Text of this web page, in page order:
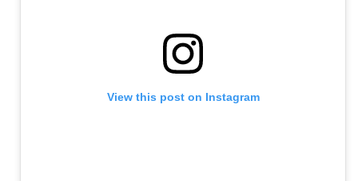
View this post on Instagram